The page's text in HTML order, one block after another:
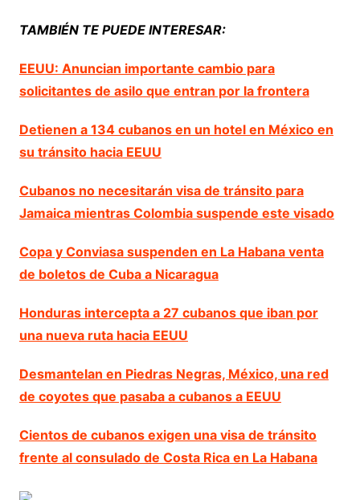
TAMBIÉN TE PUEDE INTERESAR:
EEUU: Anuncian importante cambio para
solicitantes de asilo que entran por la frontera
Detienen a 134 cubanos en un hotel en México en
su tránsito hacia EEUU
Cubanos no necesitarán visa de tránsito para
Jamaica mientras Colombia suspende este visado
Copa y Conviasa suspenden en La Habana venta
de boletos de Cuba a Nicaragua
Honduras intercepta a 27 cubanos que iban por
una nueva ruta hacia EEUU
Desmantelan en Piedras Negras, México, una red
de coyotes que pasaba a cubanos a EEUU
Cientos de cubanos exigen una visa de tránsito
frente al consulado de Costa Rica en La Habana